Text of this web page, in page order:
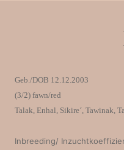
Geb./DOB 12.12.2003
(3/2) fawn/red
Talak, Enhal, Sikire´, Tawinak,
Inbreeding/